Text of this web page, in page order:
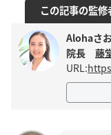
この記事の監修
Alohaさ
院長 藤
URL: